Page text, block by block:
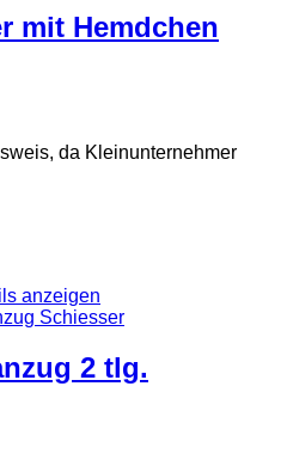
mit Hemdchen
da Kleinunternehmer
anzeigen
2 tlg.